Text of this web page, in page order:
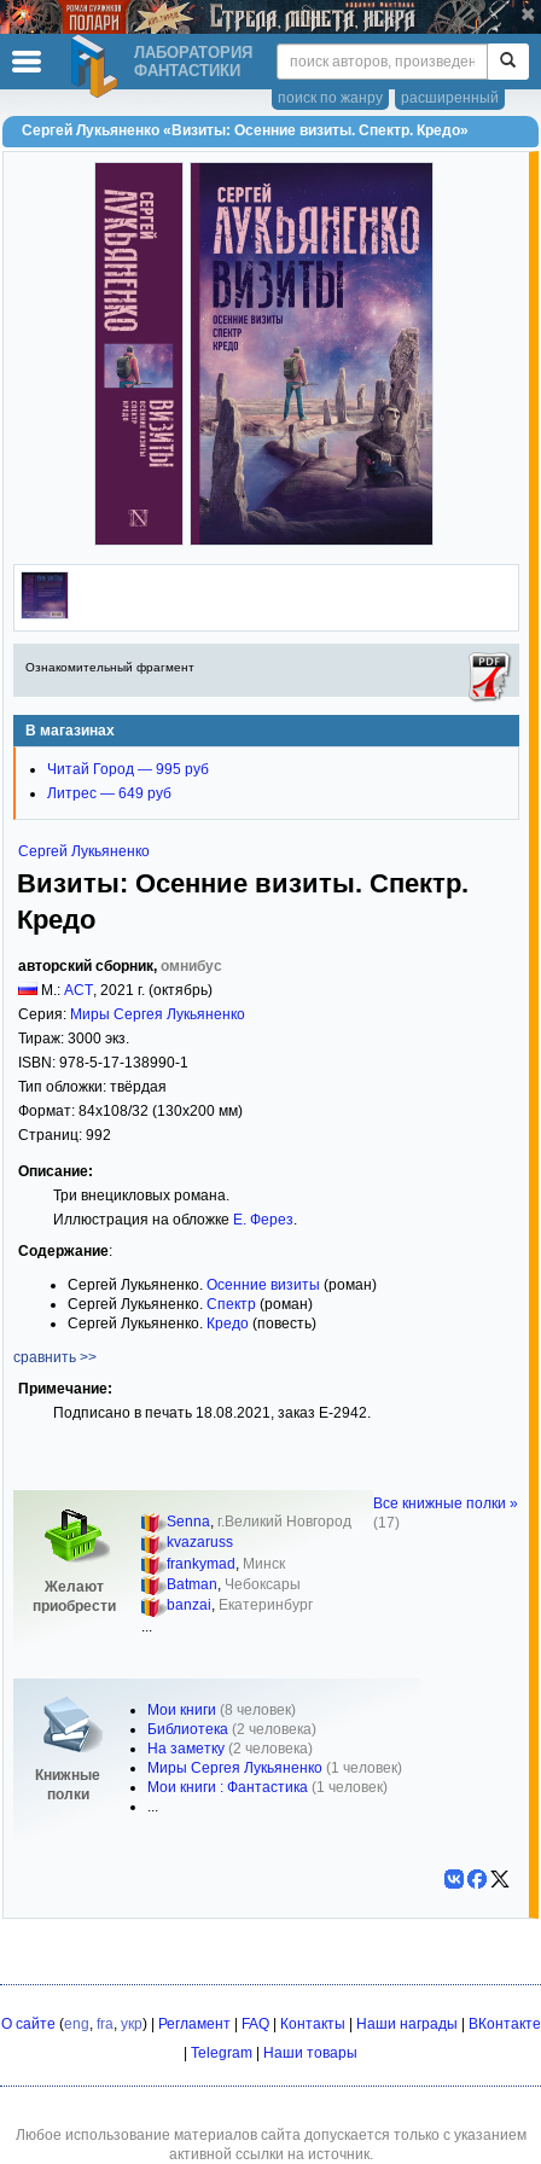
ЛАБОРАТОРИЯ
ФАНТАСТИКИ
расширенный
поиск по жанру
Сергей Лукьяненко «Визиты: Осенние визиты. Спектр. Кредо»
Ознакомительный фрагмент
В магазинах
Читай Город — 995 руб
Литрес — 649 руб
Сергей Лукьяненко
Визиты: Осенние визиты. Спектр.
Кредо
авторский сборник, омнибус
М.: АСТ, 2021 г. (октябрь)
Серия: Миры Сергея Лукьяненко
Тираж: 3000 экз.
ISBN: 978-5-17-138990-1
Тип обложки: твёрдая
Формат: 84x108/32 (130x200 мм)
Страниц: 992
Описание:
Три внецикловых романа.
Иллюстрация на обложке Е. Ферез.
Содержание:
Сергей Лукьяненко. Осенние визиты (роман)
Сергей Лукьяненко. Спектр (роман)
Сергей Лукьяненко. Кредо (повесть)
сравнить >>
Примечание:
Подписано в печать 18.08.2021, заказ Е-2942.
Желают
приобрести
Senna, г.Великий Новгород
kvazaruss
frankymad Минск
Batman, Чебоксары
banzai, Екатеринбург
Книжные
полки
Мои книги (8 человек)
Библиотека (2 человека)
На заметку (2 человека)
Миры Сергея Лукьяненко (1 человек)
Мои книги : Фантастика (1 человек)
...
Все книжные полки »
(17)
О сайте (eng, fra, укр) | Регламент| FAQ| Контакты Наши награды
ВКонтакте
Telegram Наши товары
Любое использование материалов сайта допускается только с указанием
активной ссылки на источник.